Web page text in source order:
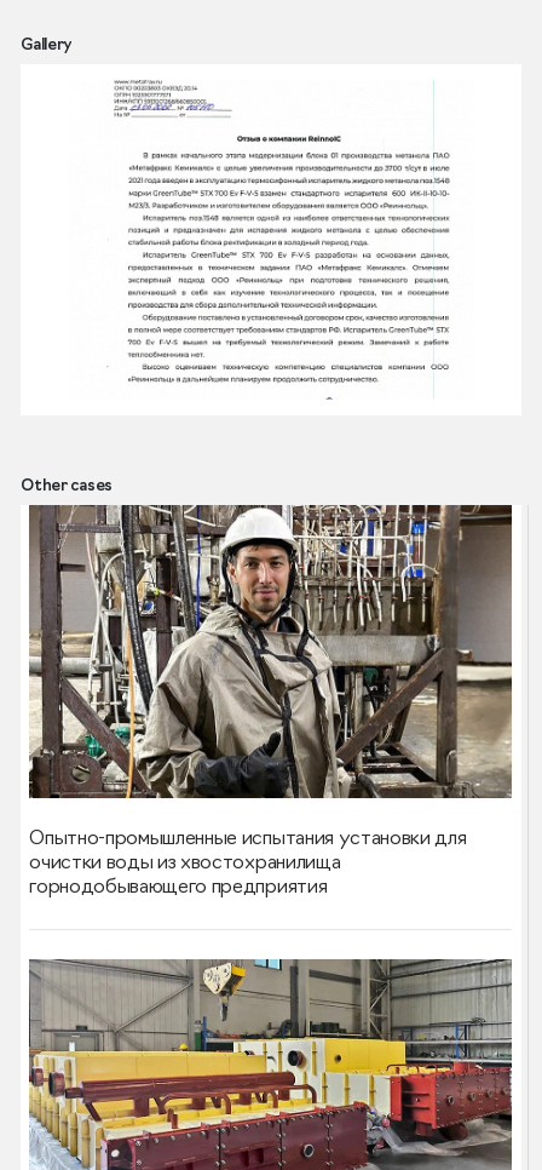
Gallery
Other cases
Опытно-промышленные испытания установки для
очистки воды из хвостохранилища
горнодобывающего предприятия